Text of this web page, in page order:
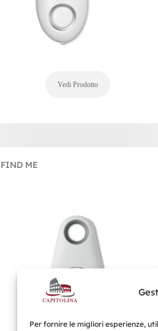
Per fornire le migliori esperienze,
FIND ME